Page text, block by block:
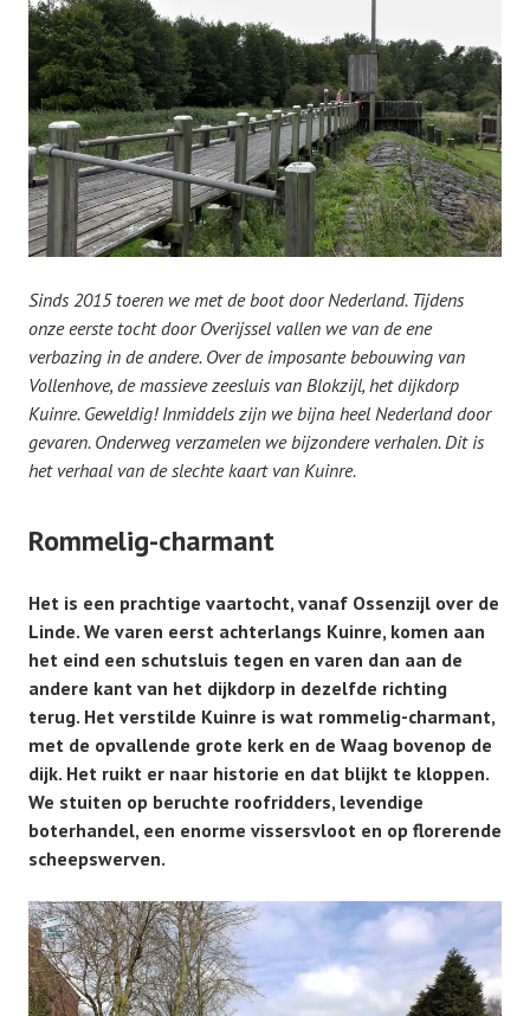
Sinds 2015 toeren we met de boot door Nederland. Tijdens
onze eerste tocht door Overijssel vallen we van de ene
verbazing in de andere. Over de imposante bebouwing van
Vollenhove, de massieve zeesluis van Blokzijl, het dijkdorp
Kuinre. Geweldig!Inmiddels zijn we bijna heel Nederland door
gevaren. Onderweg verzamelen we bijzondere verhalen. Dit is
het verhaal van de slechte kaart van Kuinre.
Rommelig-charmant
Het is een prachtige vaartocht, vanaf Ossenzijl over de
Linde. We varen eerst achterlangs Kuinre, komen aan
het eind een schutsluis tegen en varen dan aan de
andere kant van het dijkdorp in dezelfde richting
terug. Het verstilde Kuinre is wat rommelig-charmant,
met de opvallende grote kerk en de Waag bovenop de
dijk. Het ruikt er naar historie en dat blijkt te kloppen.
We stuiten op beruchte roofridders, levendige
boterhandel, een enorme vissersvloot en op florerende
scheepswerven.